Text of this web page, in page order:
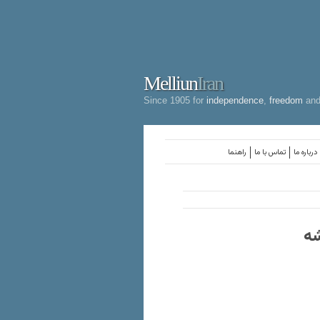
MelliunIran
Since 1905 for independence freedom
راهنما تماس با ما درباره ما